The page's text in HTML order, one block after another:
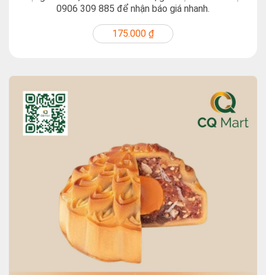
0906 309 885 để nhận báo giá nhanh.
175.000 ₫